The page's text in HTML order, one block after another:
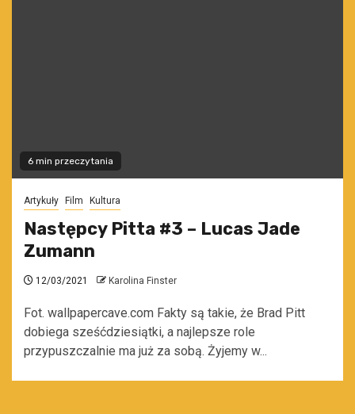
6 min przeczytania
Artykuły Film Kultura
Następcy Pitta #3 – Lucas Jade
Zumann
12/03/2021 Karolina Finster
Fot. wallpapercave.com Fakty są takie, że Brad Pitt
dobiega sześćdziesiątki, a najlepsze role
przypuszczalnie ma już za sobą. Żyjemy w...